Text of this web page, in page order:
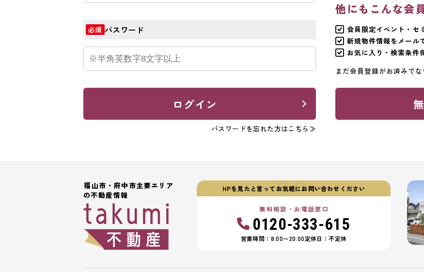
必須 パスワード
ログイン
パスワードを忘れた方はこちら≫
他にもこんな会
会員限定イベント・セ
新規物件情報をメール
お気に入り・検索条件
まだ会員登録がお済みで
福山市・府中市主要エリア
の不動産情報
HPを見たと言ってお気軽にお問い合わせください
無料相談・お電話窓口
0120-333-615
営業時間：8:00〜20:00定休日：不定休